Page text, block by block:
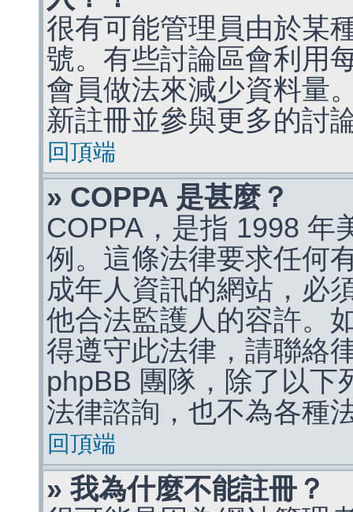
很有可能管理員由於某
號。有些討論區會利用
會員做法來減少資料量
新註冊並參與更多的討
回頂端
» COPPA 是甚麼？
COPPA，是指 1998 年
例。這條法律要求任何
成年人資訊的網站，必
他合法監護人的容許。
得遵守此法律，請聯絡
phpBB 團隊，除了以下
法律諮詢，也不為各種
回頂端
» 我為什麼不能註冊？